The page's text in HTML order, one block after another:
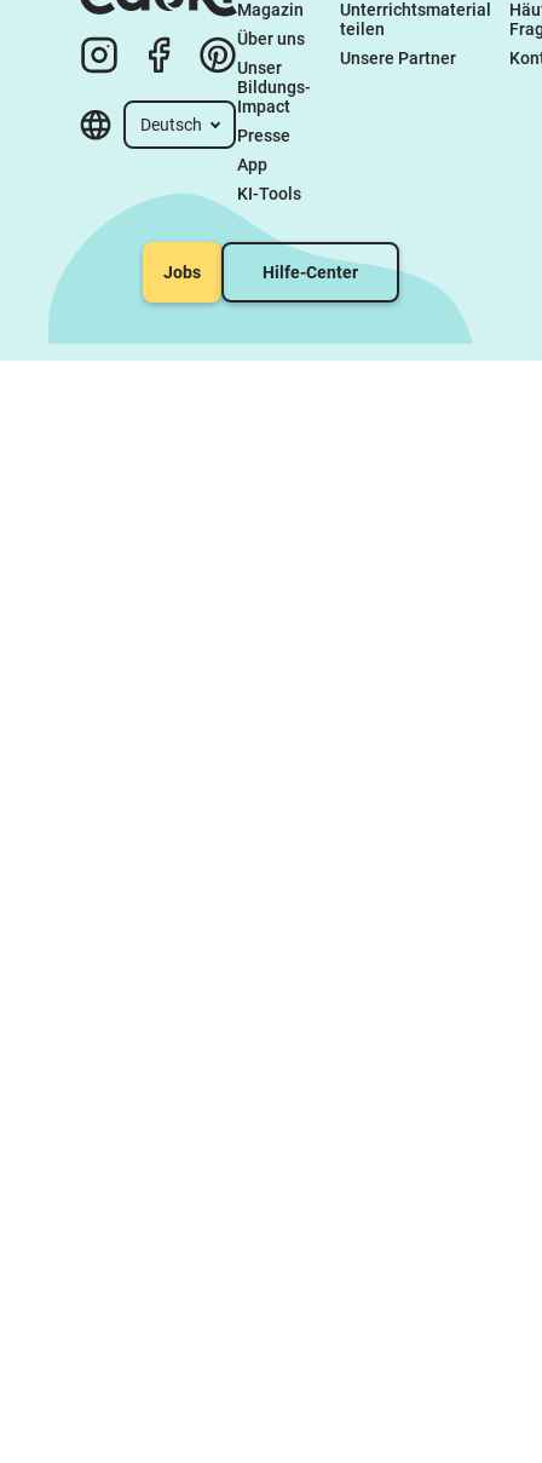
Deutsch
Magazin
Über uns
Unser
Bildungs-
Impact
Presse
App
KI-Tools
Unterrichtsmaterial
teilen
Unsere Partner
Jobs Hilfe-Center